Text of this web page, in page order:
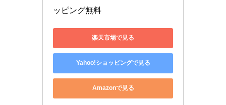
ッピング無料
楽天市場で見る
Yahoo!ショッピングで見る
Amazonで見る